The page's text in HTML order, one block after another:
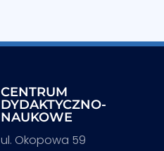
CENTRUM
DYDAKTYCZNO-
NAUKOWE
ul. Okopowa 59